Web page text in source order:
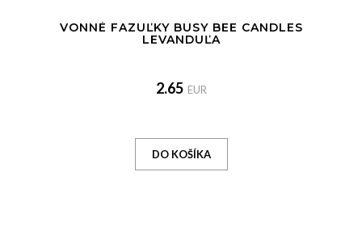
VONNÉ FAZUĽKY BUSY BEE CANDLES
LEVANDUĽA
2.65 EUR